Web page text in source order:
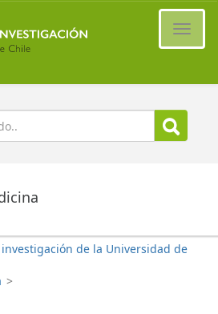
de la Universidad de
>